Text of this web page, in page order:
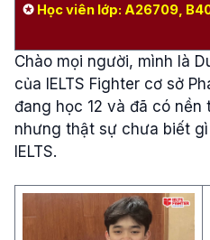
✪ Học viên lớp: A26709,
Chào mọi người, mình là
của IELTS Fighter cơ sở
đang học 12 và đã có nền
nhưng thật sự chưa biết gì
IELTS.